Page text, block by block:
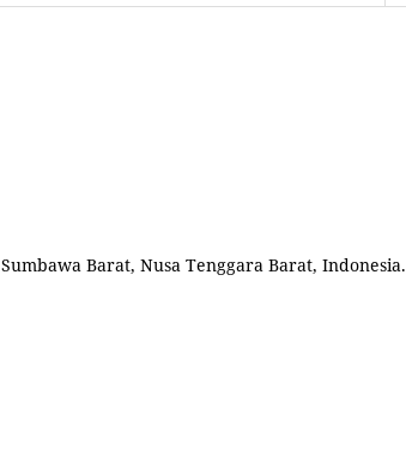
Barat, Nusa Tenggara Barat, Indonesia.